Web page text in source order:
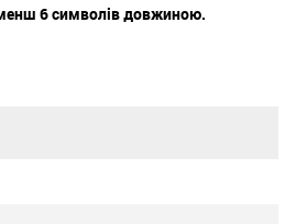
6 символів довжиною.